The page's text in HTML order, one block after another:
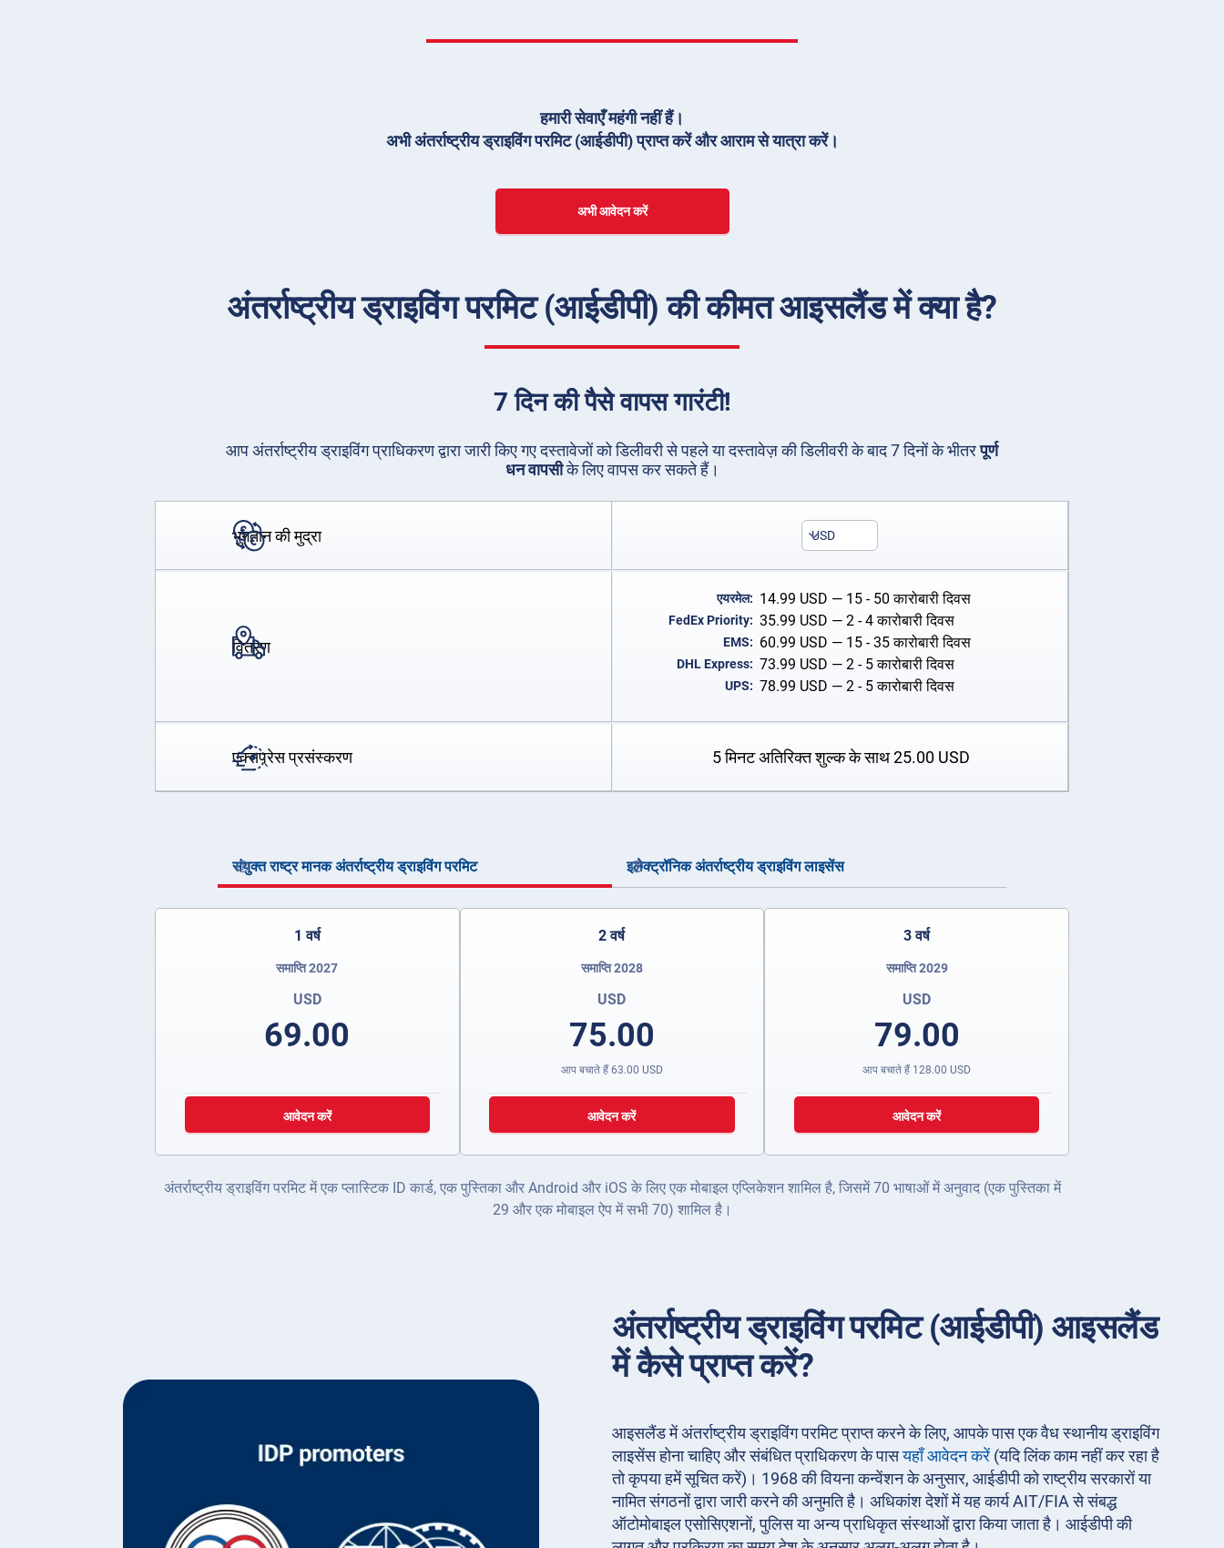
हमारी सेवाएँ महंगी नहीं हैं।
अभी अंतर्राष्ट्रीय ड्राइविंग परमिट (आईडीपी) प्राप्त करें और आराम से यात्रा करें।
अभी आवेदन करें
अंतर्राष्ट्रीय ड्राइविंग परमिट (आईडीपी) की कीमत आइसलैंड में क्या है?
7 दिन की पैसे वापस गारंटी!
आप अंतर्राष्ट्रीय ड्राइविंग प्राधिकरण द्वारा जारी किए गए दस्तावेजों को डिलीवरी से पहले या दस्तावेज़ की डिलीवरी के बाद 7 दिनों के भीतरपूर्ण
धन वापसीके लिए वापस कर सकते हैं।
भुगतान की मुद्रा USD
वितरण
एयरमेल: 14.99 USD — 15 - 50 कारोबारी दिवस
FedEx Priority: 35.99 USD — 2 - 4 कारोबारी दिवस
EMS: 60.99 USD — 15 - 35 कारोबारी दिवस
DHL Express: 73.99 USD — 2 - 5 कारोबारी दिवस
UPS: 78.99 USD — 2 - 5 कारोबारी दिवस
एक्सप्रेस प्रसंस्करण 5 मिनट अतिरिक्त शुल्क के साथ25.00 USD
संयुक्त राष्ट्र मानक अंतर्राष्ट्रीय ड्राइविंग परमिट इलेक्ट्रॉनिक अंतर्राष्ट्रीय ड्राइविंग लाइसेंस
1 वर्ष
समाप्ति 2027
USD
69.00
आवेदन करें
2 वर्ष
समाप्ति 2028
USD
75.00
आप बचाते हैं 63.00 USD
आवेदन करें
3 वर्ष
समाप्ति 2029
USD
79.00
आप बचाते हैं 128.00 USD
आवेदन करें
अंतर्राष्ट्रीय ड्राइविंग परमिट में एक प्लास्टिक ID कार्ड, एक पुस्तिका और Android और iOS के लिए एक मोबाइल एप्लिकेशन शामिल है, जिसमें 70 भाषाओं में अनुवाद (एक पुस्तिका में
29 और एक मोबाइल ऐप में सभी 70) शामिल है।
अंतर्राष्ट्रीय ड्राइविंग परमिट (आईडीपी) आइसलैंड
में कैसे प्राप्त करें?
आइसलैंड में अंतर्राष्ट्रीय ड्राइविंग परमिट प्राप्त करने के लिए, आपके पास एक वैध स्थानीय ड्राइविंग
लाइसेंस होना चाहिए और संबंधित प्राधिकरण के पासयहाँ आवेदन करें (यदि लिंक काम नहीं कर रहा है
तो कृपया हमें सूचित करें)। 1968 की वियना कन्वेंशन के अनुसार, आईडीपी को राष्ट्रीय सरकारों या
नामित संगठनों द्वारा जारी करने की अनुमति है। अधिकांश देशों में यह कार्य AIT/FIA से संबद्ध
ऑटोमोबाइल एसोसिएशनों, पुलिस या अन्य प्राधिकृत संस्थाओं द्वारा किया जाता है। आईडीपी की